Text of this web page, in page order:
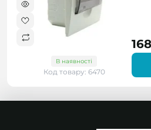
В наявності
Код товару: 6470